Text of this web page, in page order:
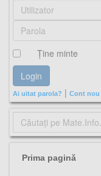
Ţine minte
Ai uitat parola? | Cont nou
Prima pagină